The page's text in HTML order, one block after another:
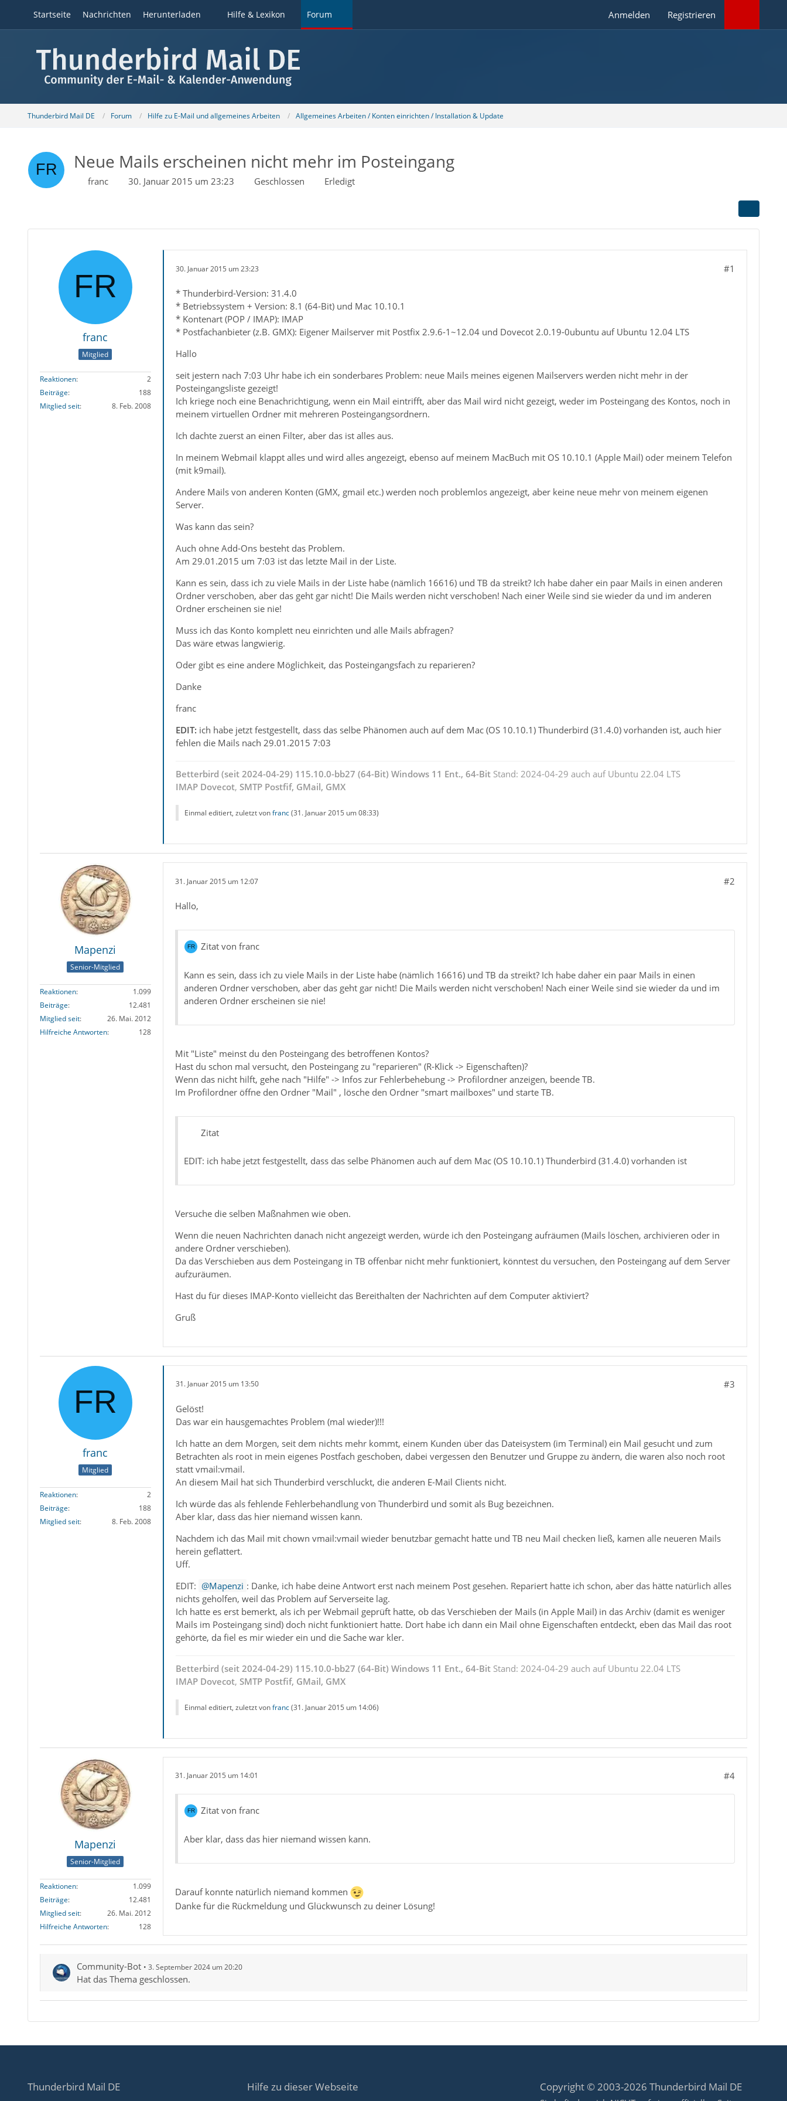
Startseite Nachrichten Herunterladen Hilfe & Lexikon Forum Anmelden Registrieren
Thunderbird Mail DE Forum Hilfe zu E-Mail und allgemeines Arbeiten Allgemeines Arbeiten / Konten einrichten / Installation & Update
Neue Mails erscheinen nicht mehr im Posteingang
franc 30. Januar 2015 um 23:23 Geschlossen Erledigt
franc
Mitglied
Reaktionen
2
Beiträge
188
Mitglied seit
8. Feb. 2008
30. Januar 2015 um 23:23 #1
* Thunderbird-Version: 31.4.0
* Betriebssystem + Version: 8.1 (64-Bit) und Mac 10.10.1
* Kontenart (POP / IMAP): IMAP
* Postfachanbieter (z.B. GMX): Eigener Mailserver mit Postfix 2.9.6-1~12.04 und Dovecot 2.0.19-0ubuntu auf Ubuntu 12.04 LTS
Hallo
seit jestern nach 7:03 Uhr habe ich ein sonderbares Problem: neue Mails meines eigenen Mailservers werden nicht mehr in der
Posteingangsliste gezeigt!
Ich kriege noch eine Benachrichtigung, wenn ein Mail eintrifft, aber das Mail wird nicht gezeigt, weder im Posteingang des Kontos, noch in
meinem virtuellen Ordner mit mehreren Posteingangsordnern.
Ich dachte zuerst an einen Filter, aber das ist alles aus.
In meinem Webmail klappt alles und wird alles angezeigt, ebenso auf meinem MacBuch mit OS 10.10.1 (Apple Mail) oder meinem Telefon
(mit k9mail).
Andere Mails von anderen Konten (GMX, gmail etc.) werden noch problemlos angezeigt, aber keine neue mehr von meinem eigenen
Server.
Was kann das sein?
Auch ohne Add-Ons besteht das Problem.
Am 29.01.2015 um 7:03 ist das letzte Mail in der Liste.
Kann es sein, dass ich zu viele Mails in der Liste habe (nämlich 16616) und TB da streikt? Ich habe daher ein paar Mails in einen anderen
Ordner verschoben, aber das geht gar nicht! Die Mails werden nicht verschoben! Nach einer Weile sind sie wieder da und im anderen
Ordner erscheinen sie nie!
Muss ich das Konto komplett neu einrichten und alle Mails abfragen?
Das wäre etwas langwierig.
Oder gibt es eine andere Möglichkeit, das Posteingangsfach zu reparieren?
Danke
franc
EDIT: ich habe jetzt festgestellt, dass das selbe Phänomen auch auf dem Mac (OS 10.10.1) Thunderbird (31.4.0) vorhanden ist, auch hier
fehlen die Mails nach 29.01.2015 7:03
Betterbird (seit 2024-04-29) 115.10.0-bb27 (64-Bit) Windows 11 Ent., 64-BitStand: 2024-04-29 auch auf Ubuntu 22.04 LTS
IMAP Dovecot, SMTP Postfif, GMail, GMX
Einmal editiert, zuletzt vonfranc(31. Januar 2015 um 08:33)
Mapenzi
Senior-Mitglied
Reaktionen
1.099
Beiträge
12.481
Mitglied seit
26. Mai. 2012
Hilfreiche Antworten
128
31. Januar 2015 um 12:07 #2
Hallo,
Zitat von franc
Kann es sein, dass ich zu viele Mails in der Liste habe (nämlich 16616) und TB da streikt? Ich habe daher ein paar Mails in einen
anderen Ordner verschoben, aber das geht gar nicht! Die Mails werden nicht verschoben! Nach einer Weile sind sie wieder da und im
anderen Ordner erscheinen sie nie!
Mit "Liste" meinst du den Posteingang des betroffenen Kontos?
Hast du schon mal versucht, den Posteingang zu "reparieren" (R-Klick -> Eigenschaften)?
Wenn das nicht hilft, gehe nach "Hilfe" -> Infos zur Fehlerbehebung -> Profilordner anzeigen, beende TB.
Im Profilordner öffne den Ordner "Mail" , lösche den Ordner "smart mailboxes" und starte TB.
Zitat
EDIT: ich habe jetzt festgestellt, dass das selbe Phänomen auch auf dem Mac (OS 10.10.1) Thunderbird (31.4.0) vorhanden ist
Versuche die selben Maßnahmen wie oben.
Wenn die neuen Nachrichten danach nicht angezeigt werden, würde ich den Posteingang aufräumen (Mails löschen, archivieren oder in
andere Ordner verschieben).
Da das Verschieben aus dem Posteingang in TB offenbar nicht mehr funktioniert, könntest du versuchen, den Posteingang auf dem Server
aufzuräumen.
Hast du für dieses IMAP-Konto vielleicht das Bereithalten der Nachrichten auf dem Computer aktiviert?
Gruß
franc
Mitglied
Reaktionen
2
Beiträge
188
Mitglied seit
8. Feb. 2008
31. Januar 2015 um 13:50 #3
Gelöst!
Das war ein hausgemachtes Problem (mal wieder)!!!
Ich hatte an dem Morgen, seit dem nichts mehr kommt, einem Kunden über das Dateisystem (im Terminal) ein Mail gesucht und zum
Betrachten als root in mein eigenes Postfach geschoben, dabei vergessen den Benutzer und Gruppe zu ändern, die waren also noch root
statt vmail:vmail.
An diesem Mail hat sich Thunderbird verschluckt, die anderen E-Mail Clients nicht.
Ich würde das als fehlende Fehlerbehandlung von Thunderbird und somit als Bug bezeichnen.
Aber klar, dass das hier niemand wissen kann.
Nachdem ich das Mail mit chown vmail:vmail wieder benutzbar gemacht hatte und TB neu Mail checken ließ, kamen alle neueren Mails
herein geflattert.
Uff.
EDIT:
Mapenzi : Danke, ich habe deine Antwort erst nach meinem Post gesehen. Repariert hatte ich schon, aber das hätte natürlich alles
nichts geholfen, weil das Problem auf Serverseite lag.
Ich hatte es erst bemerkt, als ich per Webmail geprüft hatte, ob das Verschieben der Mails (in Apple Mail) in das Archiv (damit es weniger
Mails im Posteingang sind) doch nicht funktioniert hatte. Dort habe ich dann ein Mail ohne Eigenschaften entdeckt, eben das Mail das root
gehörte, da fiel es mir wieder ein und die Sache war kler.
Betterbird (seit 2024-04-29) 115.10.0-bb27 (64-Bit) Windows 11 Ent., 64-BitStand: 2024-04-29 auch auf Ubuntu 22.04 LTS
IMAP Dovecot, SMTP Postfif, GMail, GMX
Einmal editiert, zuletzt vonfranc(31. Januar 2015 um 14:06)
Mapenzi
Senior-Mitglied
Reaktionen
1.099
Beiträge
12.481
Mitglied seit
26. Mai. 2012
Hilfreiche Antworten
128
31. Januar 2015 um 14:01 #4
Zitat von franc
Aber klar, dass das hier niemand wissen kann.
Darauf konnte natürlich niemand kommen
Danke für die Rückmeldung und Glückwunsch zu deiner Lösung!
Community-Bot 3. September 2024 um 20:20
Hat das Thema geschlossen.
Thunderbird Mail DE Hilfe zu dieser Webseite Copyright © 2003-2026 Thunderbird Mail DE